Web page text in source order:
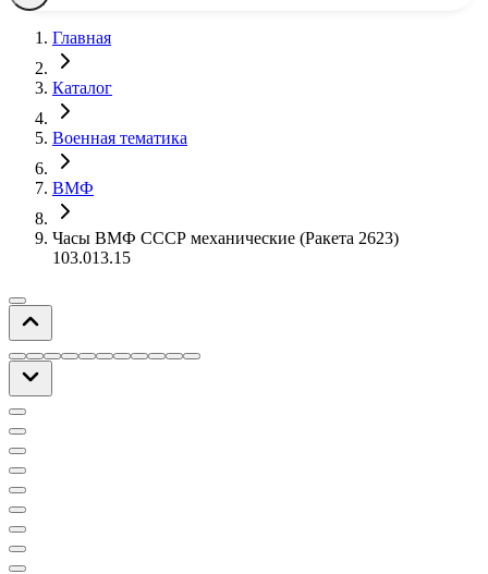
Главная
Каталог
Военная тематика
ВМФ
Часы ВМФ СССР механические (Ракета 2623)
103.013.15